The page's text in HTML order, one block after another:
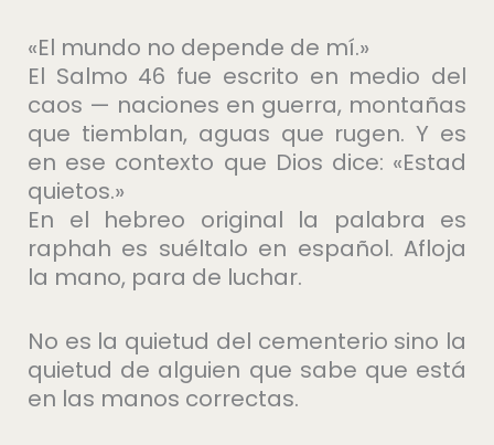
«El mundo no depende de mí.»
El Salmo 46 fue escrito en medio del
caos — naciones en guerra, montañas
que tiemblan, aguas que rugen. Y es
en ese contexto que Dios dice: «Estad
quietos.»
En el hebreo original la palabra es
raphah es suéltalo en español. Afloja
la mano, para de luchar.
No es la quietud del cementerio sino la
quietud de alguien que sabe que está
en las manos correctas.